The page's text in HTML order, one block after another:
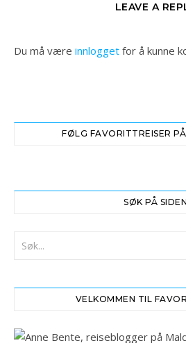
LEAVE A
Du må være innlogget for å kunne
FØLG FAVORITTREISER
SØK PÅ SIDEN
VELKOMMEN TIL